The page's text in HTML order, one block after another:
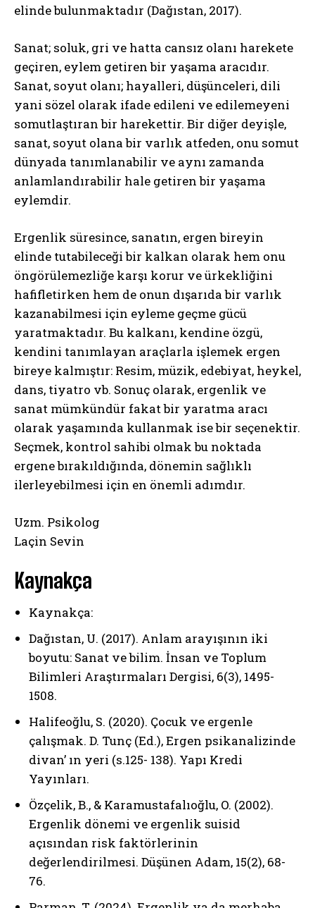
Gizlilik politikasını
elinde bulunmaktadır (Dağıstan, 2017).
Sanat; soluk, gri ve hatta cansız olanı harekete
geçiren, eylem getiren bir yaşama aracıdır.
Sanat, soyut olanı; hayalleri, düşünceleri, dili
yani sözel olarak ifade edileni ve edilemeyeni
somutlaştıran bir harekettir. Bir diğer deyişle,
sanat, soyut olana bir varlık atfeden, onu somut
dünyada tanımlanabilir ve aynı zamanda
anlamlandırabilir hale getiren bir yaşama
eylemdir.
Ergenlik süresince, sanatın, ergen bireyin
elinde tutabileceği bir kalkan olarak hem onu
öngörülemezliğe karşı korur ve ürkekliğini
hafifletirken hem de onun dışarıda bir varlık
kazanabilmesi için eyleme geçme gücü
yaratmaktadır. Bu kalkanı, kendine özgü,
kendini tanımlayan araçlarla işlemek ergen
bireye kalmıştır: Resim, müzik, edebiyat, heykel,
dans, tiyatro vb. Sonuç olarak, ergenlik ve
sanat mümkündür fakat bir yaratma aracı
olarak yaşamında kullanmak ise bir seçenektir.
Seçmek, kontrol sahibi olmak bu noktada
ergene bırakıldığında, dönemin sağlıklı
ilerleyebilmesi için en önemli adımdır.
Uzm. Psikolog
Laçin Sevin
Kaynakça
Kaynakça:
Dağıstan, U. (2017). Anlam arayışının iki
boyutu: Sanat ve bilim. İnsan ve Toplum
Bilimleri Araştırmaları Dergisi, 6(3), 1495-
1508.
Halifeoğlu, S. (2020). Çocuk ve ergenle
çalışmak. D. Tunç (Ed.), Ergen psikanalizinde
divan’ ın yeri (s.125- 138). Yapı Kredi
Yayınları.
Özçelik, B., & Karamustafalıoğlu, O. (2002).
Ergenlik dönemi ve ergenlik suisid
açısından risk faktörlerinin
değerlendirilmesi. Düşünen Adam, 15(2), 68-
76.